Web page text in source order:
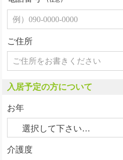
ご住所
入居予定の方について
お年
介護度